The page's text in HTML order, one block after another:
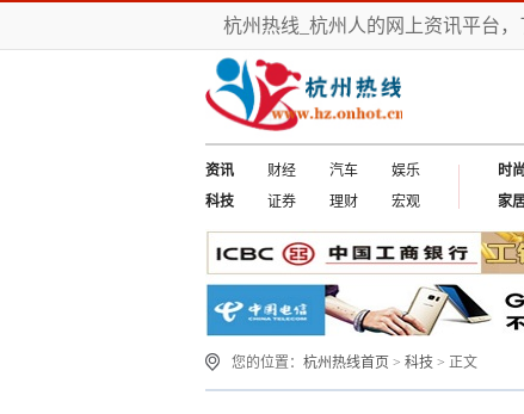
杭州热线_杭州人的网上资讯平台
资讯 财经 汽车
娱乐
科技
证券 理财 宏观
时尚
家
您的位置： 杭州热线首页 > 科技 > 正文